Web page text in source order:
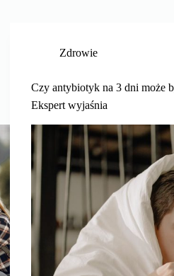
Zdrowie
Czy antybiotyk na 3 dni może
Ekspert wyjaśnia